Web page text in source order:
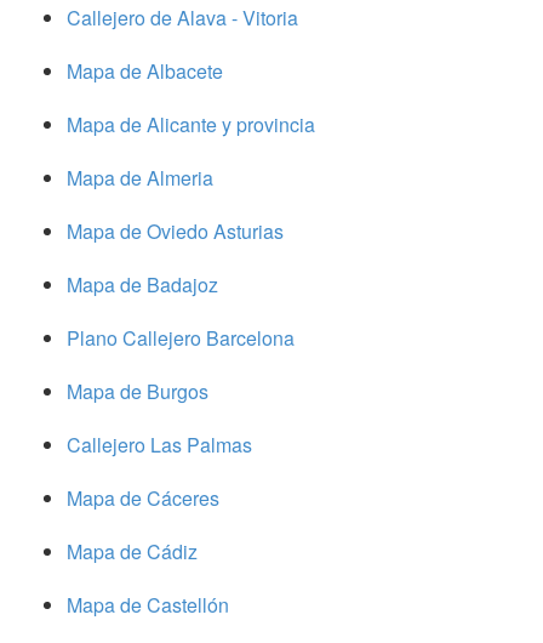
Callejero de Alava - Vitoria
Mapa de Albacete
Mapa de Alicante y provincia
Mapa de Almeria
Mapa de Oviedo Asturias
Mapa de Badajoz
Plano Callejero Barcelona
Mapa de Burgos
Callejero Las Palmas
Mapa de Cáceres
Mapa de Cádiz
Mapa de Castellón